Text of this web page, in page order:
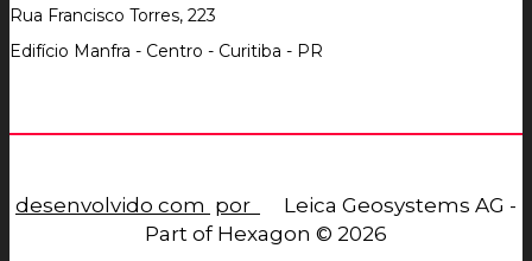
Rua Francisco Torres, 223
Edifício Manfra - Centro - Curitiba - PR
desenvolvido com por
Leica Geosystems AG -
Part of Hexagon © 2026